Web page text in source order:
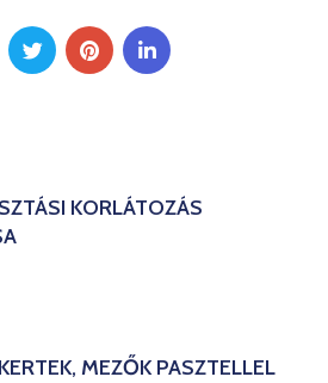
KORLÁTOZÁS
MEZŐK PASZTELLEL